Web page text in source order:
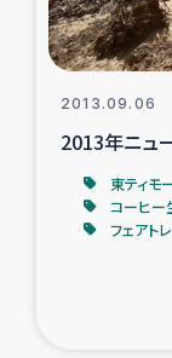
ふりか
女性の
2013.09.06
2013年ニュ
東ティモ
コーヒー
フェアト